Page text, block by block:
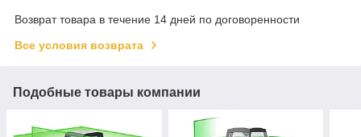
Возврат товара в течение 14 дней по договоренности
Все условия возврата
Подобные товары компании